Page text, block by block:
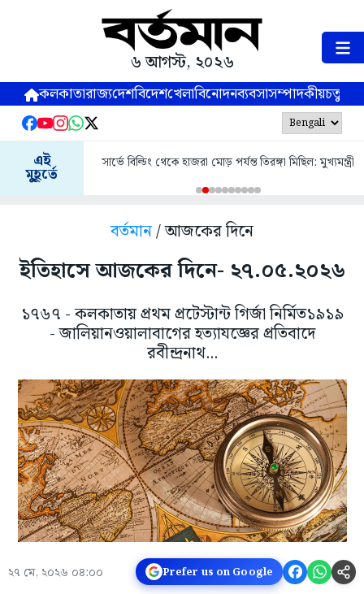
৬ আগস্ট, ২০২৬
কলকাতারাজ্যদেশবিদেশখেলাবিনোদনব্যবসাসম্পাদকীয়
এই
মুহূর্তে
সার্ভে বিল্ডিং থেকে হাজরা মোড় পর্যন্ত তিরঙ্গা মিছিল: মুখ্যমন্ত্রী
বর্তমান/ আজকের দিনে
ইতিহাসে আজকের দিনে- ২৭.০৫.২০২৬
১৭৬৭ - কলকাতায় প্রথম প্রটেস্টান্ট গির্জা নির্মিত১৯১৯
- জালিয়ানওয়ালাবাগের হত্যাযজ্ঞের প্রতিবাদে
রবীন্দ্রনাথ...
২৭ মে, ২০২৬ ০৪:০০ Prefer us on Google